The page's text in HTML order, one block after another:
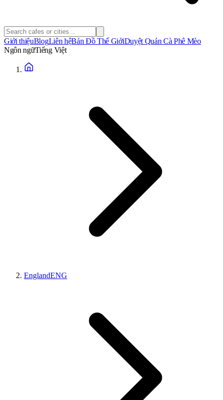
Giới thiệuBlogLiên hệBản Đồ Thế GiớiDuyệt Quán Cà Phê Mèo
Ngôn ngữTiếng Việt
EnglandENG